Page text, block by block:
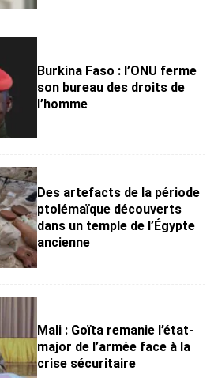
Burkina Faso : l’ONU ferme
son bureau des droits de
l’homme
Des artefacts de la période
ptolémaïque découverts
dans un temple de l’Égypte
ancienne
Mali : Goïta remanie l’état-
major de l’armée face à la
crise sécuritaire